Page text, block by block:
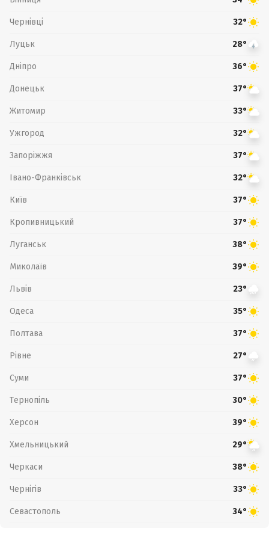
Чернівці 32°
Луцьк 28°
Дніпро 36°
Донецьк 37°
Житомир 33°
Ужгород 32°
Запоріжжя 37°
Івано-Франківськ 32°
Київ 37°
Кропивницький 37°
Луганськ 38°
Миколаїв 39°
Львів 23°
Одеса 35°
Полтава 37°
Рівне 27°
Суми 37°
Тернопіль 30°
Херсон 39°
Хмельницький 29°
Черкаси 38°
Чернігів 33°
Севастополь 34°